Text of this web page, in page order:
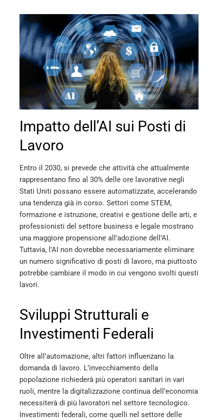
Impatto dell’AI sui Posti di
Lavoro
Entro il 2030, si prevede che attività che attualmente
rappresentano fino al 30% delle ore lavorative negli
Stati Uniti possano essere automatizzate, accelerando
una tendenza già in corso. Settori come STEM,
formazione e istruzione, creativi e gestione delle arti, e
professionisti del settore business e legale mostrano
una maggiore propensione all’adozione dell’AI.
Tuttavia, l’AI non dovrebbe necessariamente eliminare
un numero significativo di posti di lavoro, ma piuttosto
potrebbe cambiare il modo in cui vengono svolti questi
lavori​​.
Sviluppi Strutturali e
Investimenti Federali
Oltre all’automazione, altri fattori influenzano la
domanda di lavoro. L’invecchiamento della
popolazione richiederà più operatori sanitari in vari
ruoli, mentre la digitalizzazione continua dell’economia
necessiterà di più lavoratori nel settore tecnologico.
Investimenti federali, come quelli nel settore delle